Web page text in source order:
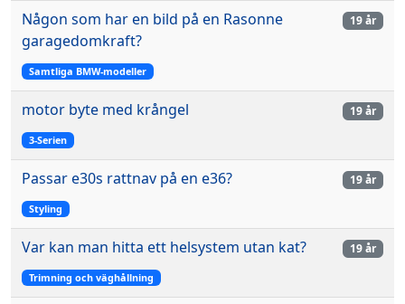
Någon som har en bild på en Rasonne
garagedomkraft?
Samtliga BMW-modeller
19 år
motor byte med krångel
3-Serien
19 år
Passar e30s rattnav på en e36?
Styling
19 år
Var kan man hitta ett helsystem utan kat?
Trimning och väghållning
19 år